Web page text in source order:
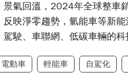
景氣回溫，2024年全球整車
反映淨零趨勢，氫能車等新
駕駛、車聯網、低碳車輛的科
電動車 輕能車 自駕化